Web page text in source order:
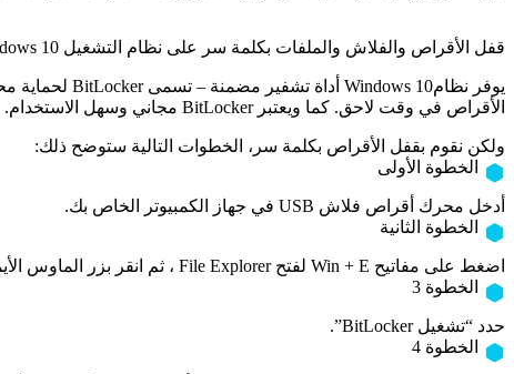
قفل الأقراص والفلاش والملفات بكلمة سر على نظام التشغيل Windows 10
الأقراص في وقت لاحق. كما ويعتبر BitLocker مجاني وسهل الاستخدام. حيث يتوفر BitLocker في نظامي التشغيل Windows 10 Pro و Windows 10 Enterprise.
ولكن نقوم بقفل الأقراص بكلمة سر، الخطوات التالية ستوضح ذلك:
الخطوة الأولى
أدخل محرك أقراص فلاش USB في جهاز الكمبيوتر الخاص بك.
الخطوة الثانية
اضغط على مفاتيح Win + E لفتح File Explorer ، ثم انقر بزر الماوس الأيمن على محرك USB.
الخطوة 3
حدد “تشغيل BitLocker”.
الخطوة 4